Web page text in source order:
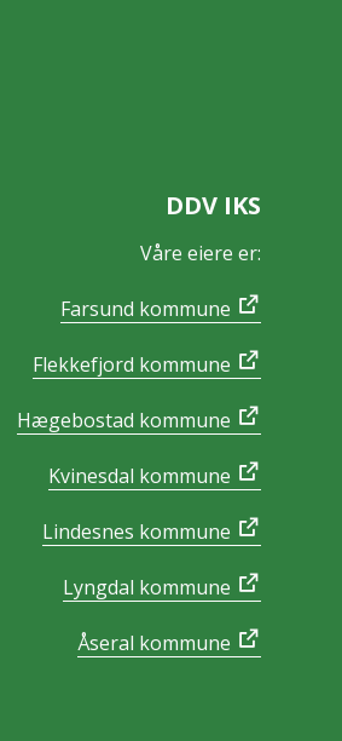
DDV IKS
Våre eiere er:
Farsund kommune
Flekkefjord kommune
Hægebostad kommune
Kvinesdal kommune
Lindesnes kommune
Lyngdal kommune
Åseral kommune